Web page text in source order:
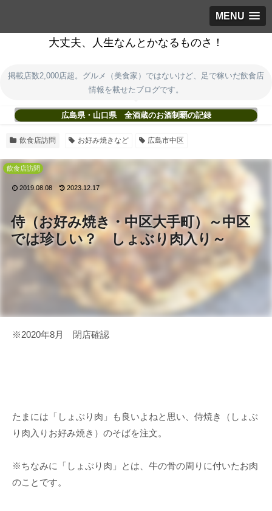
MENU
大丈夫、人生なんとかなるものさ！
掲載店数2,000店超。グルメ（美食家）ではないけど、足で稼いだ飲食店
情報を載せたブログです。
広島県・山口県 全酒蔵のお酒制覇の記録
飲食店訪問 お好み焼きなど 広島市中区
侍（お好み焼き・中区大手町）～中区
では珍しい？ しょぶり肉入り～
飲食店訪問
2019.08.08 2023.12.17
※2020年8月 閉店確認
たまには「しょぶり肉」も良いよねと思い、侍焼き（しょぶ
り肉入りお好み焼き）のそばを注文。
※ちなみに「しょぶり肉」とは、牛の骨の周りに付いたお肉
のことです。